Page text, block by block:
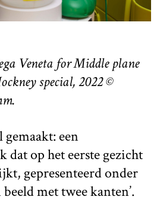
Veneta for Middle plane
special, 2022 ©
gemaakt: een
dat op het eerste gezicht
gepresenteerd onder
met twee kanten’.